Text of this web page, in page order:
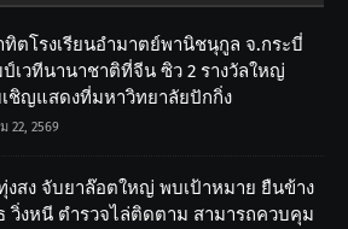
ทิตโรงเรียนอำมาตย์พานิชนุกูล จ.กระบี่
เวทีนานาชาติที่จีน ซิว 2 รางวัลใหญ่
ชิญแสดงที่มหาวิทยาลัยปักกิ่ง
22, 2569
งสง จับยาล๊อตใหญ่ พบเป้าหมาย ยืนข้าง
วิ่งหนี ตำรวจไล่ติดตาม สามารถควบคุม